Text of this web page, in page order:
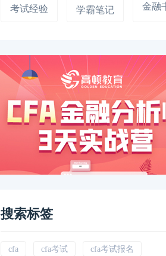
考试经验 学霸笔记 金融
搜索标签
cfa cfa考试 cfa考试报名